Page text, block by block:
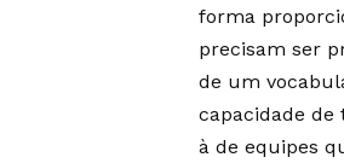
forma
precisam ser
de um
capacidade de
à de equipes